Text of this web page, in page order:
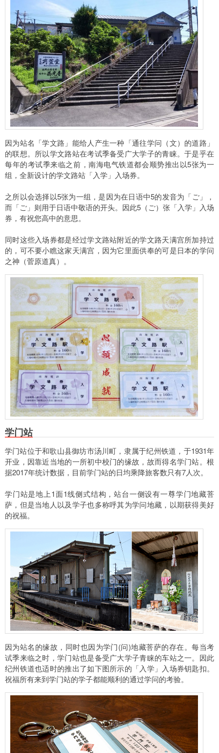
因为站名「学文路」能给人产生一种「通往学问（文）的道路」
的联想。所以学文路站在考试季备受广大学子的青睐。于是乎在
每年的考试季来临之前，南海电气铁道都会顺势推出以5张为一
组，全新设计的学文路站「入学」入场券。
之所以会选择以5张为一组，是因为在日语中5的发音为「ご」，
而「ご」则用于日语中敬语的开头。因此5（ご）张「入学」入场
券，有祝您高中的意思。
同时这些入场券都是经过学文路站附近的学文路天满宫所加持过
的，可不要小瞧这家天满宫，因为它里面供奉的可是日本的学问
之神（菅原道真）。
学门站
学门站位于和歌山县御坊市汤川町，隶属于纪州铁道，于1931年
开业，因靠近当地的一所初中校门的缘故，故而得名学门站。根
据2017年统计数据，目前学门站的日均乘降旅客数只有7人次。
学门站是地上1面1线侧式结构，站台一侧设有一尊学门地藏菩
萨，但是当地人以及学子也多称呼其为学问地藏，以期获得美好
的祝福。
因为站名的缘故，同时也因为学门(问)地藏菩萨的存在。每当考
试季来临之时，学门站也是备受广大学子青睐的车站之一。因此
纪州铁道也适时的推出了如下图所示的「入学」入场券钥匙扣。
祝福所有来到学门站的学子都能顺利的通过学问的考验。